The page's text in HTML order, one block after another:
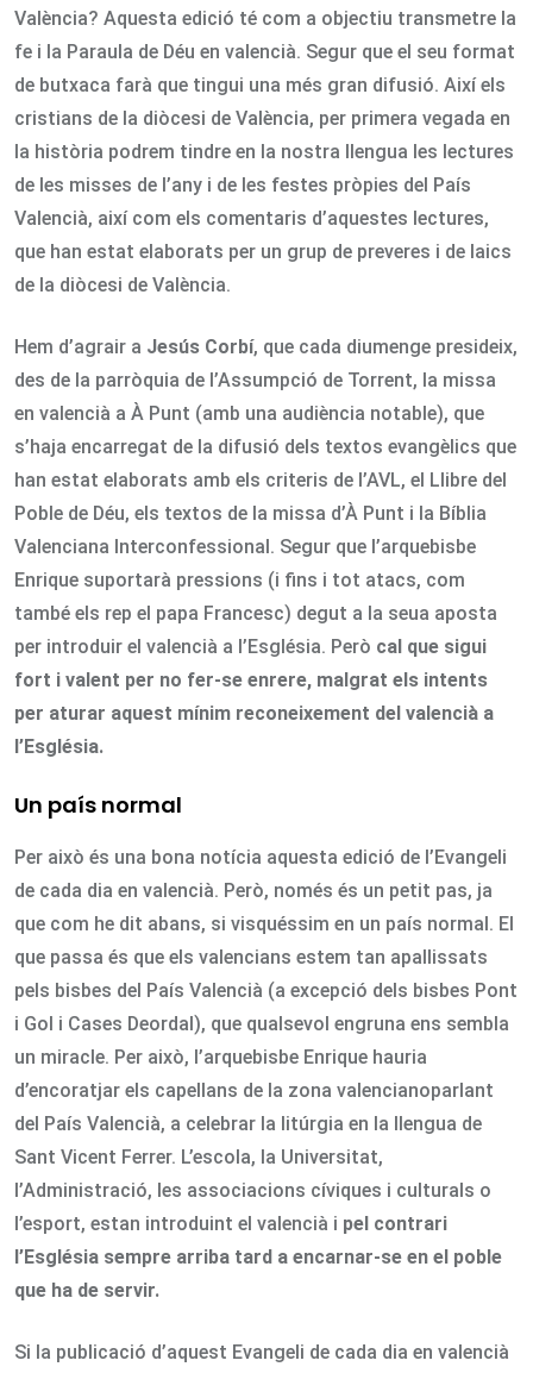
València? Aquesta edició té com a objectiu transmetre la
fe i la Paraula de Déu en valencià. Segur que el seu format
de butxaca farà que tingui una més gran difusió. Així els
cristians de la diòcesi de València, per primera vegada en
la història podrem tindre en la nostra llengua les lectures
de les misses de l’any i de les festes pròpies del País
Valencià, així com els comentaris d’aquestes lectures,
que han estat elaborats per un grup de preveres i de laics
de la diòcesi de València.
Hem d’agrair a Jesús Corbí, que cada diumenge presideix,
des de la parròquia de l’Assumpció de Torrent, la missa
en valencià a À Punt (amb una audiència notable), que
s’haja encarregat de la difusió dels textos evangèlics que
han estat elaborats amb els criteris de l’AVL, el Llibre del
Poble de Déu, els textos de la missa d’À Punt i la Bíblia
Valenciana Interconfessional. Segur que l’arquebisbe
Enrique suportarà pressions (i fins i tot atacs, com
també els rep el papa Francesc) degut a la seua aposta
per introduir el valencià a l’Església. Però cal que sigui
fort i valent per no fer-se enrere, malgrat els intents
per aturar aquest mínim reconeixement del valencià a
l’Església.
Un país normal
Per això és una bona notícia aquesta edició de l’Evangeli
de cada dia en valencià. Però, només és un petit pas, ja
que com he dit abans, si visquéssim en un país normal. El
que passa és que els valencians estem tan apallissats
pels bisbes del País Valencià (a excepció dels bisbes Pont
i Gol i Cases Deordal), que qualsevol engruna ens sembla
un miracle. Per això, l’arquebisbe Enrique hauria
d’encoratjar els capellans de la zona valencianoparlant
del País Valencià, a celebrar la litúrgia en la llengua de
Sant Vicent Ferrer. L’escola, la Universitat,
l’Administració, les associacions cíviques i culturals o
l’esport, estan introduint el valencià i pel contrari
l’Església sempre arriba tard a encarnar-se en el poble
que ha de servir.
Si la publicació d’aquest Evangeli de cada dia en valencià